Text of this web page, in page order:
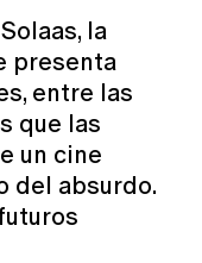
la
presenta
entre las
que las
un cine
del absurdo.